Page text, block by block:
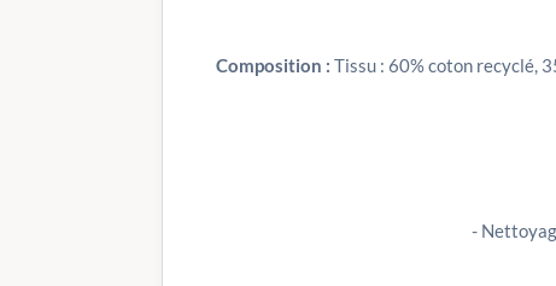
Composition : Tissu : 60% coton recyclé,
-